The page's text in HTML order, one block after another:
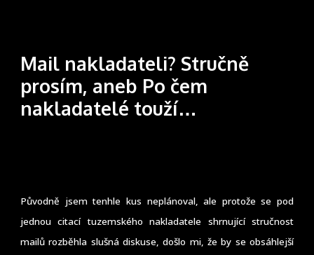
Mail nakladateli? Stručně
prosím, aneb Po čem
nakladatelé touží…
Původně jsem tenhle kus neplánoval, ale protože se pod
jednou citací tuzemského nakladatele shrnující stručnost
mailů rozběhla slušná diskuse, došlo mi, že by se obsáhlejší